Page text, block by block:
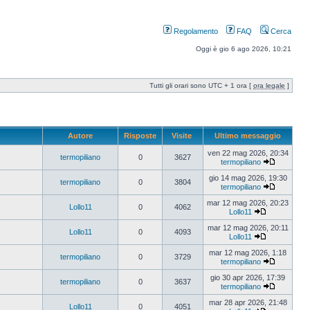
Regolamento FAQ Cerca
Oggi è gio 6 ago 2026, 10:21
Tutti gli orari sono UTC + 1 ora [ ora legale ]
Autore Risposte Visite Ultimo messaggio
termopiliano 0 3627
ven 22 mag 2026, 20:34
termopiliano
termopiliano 0 3804
gio 14 mag 2026, 19:30
termopiliano
Lollo11 0 4062
mar 12 mag 2026, 20:23
Lollo11
Lollo11 0 4093
mar 12 mag 2026, 20:11
Lollo11
termopiliano 0 3729
mar 12 mag 2026, 1:18
termopiliano
termopiliano 0 3637
gio 30 apr 2026, 17:39
termopiliano
Lollo11 0 4051
mar 28 apr 2026, 21:48